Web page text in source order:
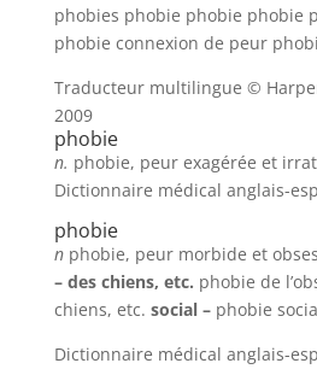
phobies phobie phobie phobie
phobie connexion de peur
Traducteur multilingue ©
2009
phobie
n. phobie, peur exagérée et
Dictionnaire médical anglais-
phobie
nphobie, peur morbide et
– des chiens, etc. phobie de
chiens, etc. social –phobie
Dictionnaire médical anglais-